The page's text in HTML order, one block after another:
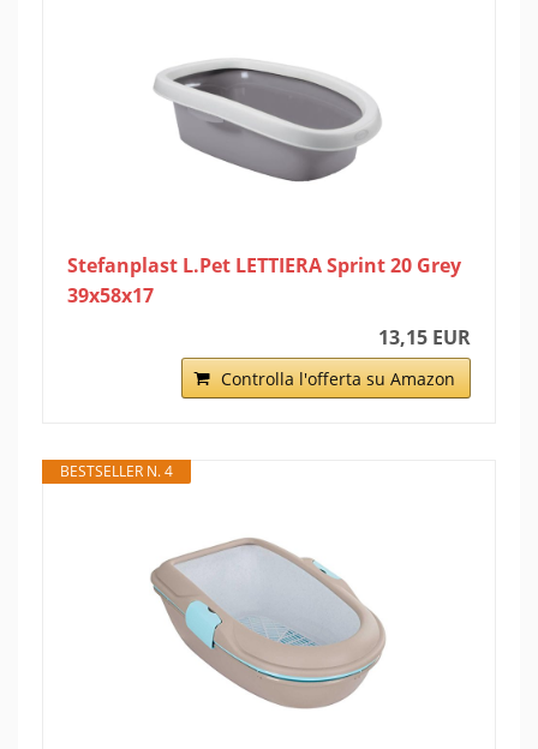
Stefanplast L.Pet LETTIERA Sprint 20 Grey
39x58x17
13,15 EUR
Controlla l'offerta su Amazon
BESTSELLER N. 4